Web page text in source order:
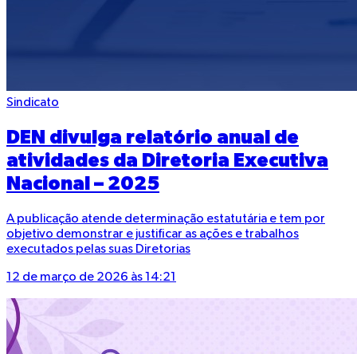
Sindicato
DEN divulga relatório anual de
atividades da Diretoria Executiva
Nacional – 2025
A publicação atende determinação estatutária e tem por
objetivo demonstrar e justificar as ações e trabalhos
executados pelas suas Diretorias
12 de março de 2026 às 14:21